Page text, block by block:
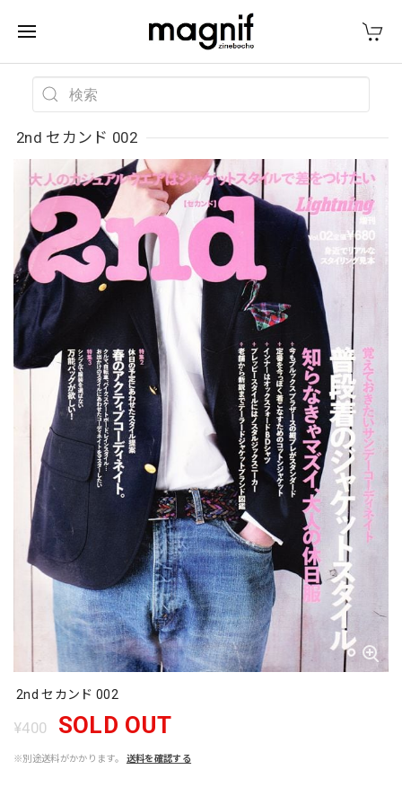
2nd セカンド 002
2nd セカンド 002
¥400 SOLD OUT
※別途送料がかかります。 送料を確認する